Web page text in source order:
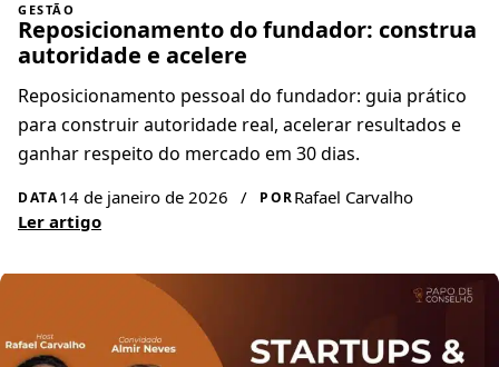
GESTÃO
Reposicionamento do fundador: construa
autoridade e acelere
Reposicionamento pessoal do fundador: guia prático
para construir autoridade real, acelerar resultados e
ganhar respeito do mercado em 30 dias.
DATA14 de janeiro de 2026 / PORRafael Carvalho
Ler artigo